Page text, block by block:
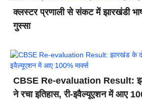
क्लस्टर प्रणाली से संकट में झारखंडी
गुस्सा
CBSE Re-evaluation Result:
ने रचा इतिहास, री-इवैल्यूएशन में आए